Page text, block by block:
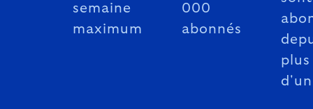
semaine
maximum
000
abonnés
plus